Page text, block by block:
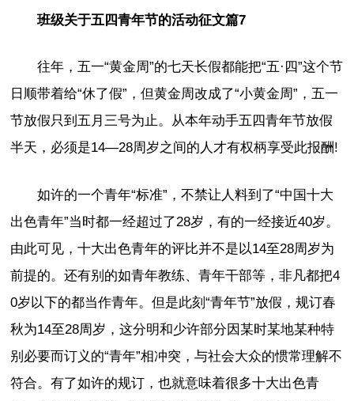
班级关于五四青年节的活动征文篇7
往年，五一“黄金周”的七天长假都能把“五·四”这个节
日顺带着给“休了假”，但黄金周改成了“小黄金周”，五一
节放假只到五月三号为止。从本年动手五四青年节放假
半天，必须是14—28周岁之间的人才有权柄享受此报酬!
如许的一个青年“标准”，不禁让人料到了“中国十大
出色青年”当时都一经超过了28岁，有的一经接近40岁。
由此可见，十大出色青年的评比并不是以14至28周岁为
前提的。还有别的如青年教练、青年干部等，非凡都把4
0岁以下的都当作青年。但是此刻“青年节”放假，规订春
秋为14至28周岁，这分明和少许部分因某时某地某种特
别必要而订义的“青年”相冲突，与社会大众的惯常理解不
符合。有了如许的规订，也就意味着很多十大出色青